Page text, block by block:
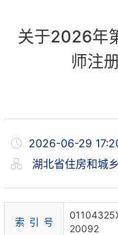
关于2026年
师注
2026-06-29
湖北省住房和城
索 引 号
20092